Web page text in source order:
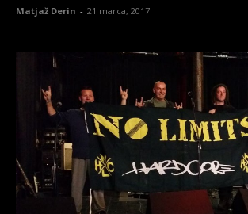
Matjaž Derin - 21 marca, 2017